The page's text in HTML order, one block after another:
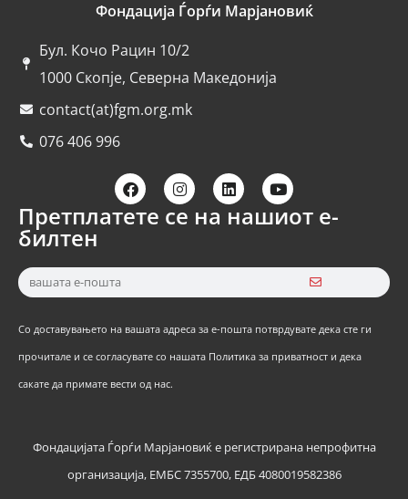
Фондација Ѓорѓи Марјановиќ
Бул. Кочо Рацин 10/2
1000 Скопје, Северна Македонија
contact(at)fgm.org.mk
076 406 996
Претплатете се на нашиот е-
билтен
Со доставувањето на вашата адреса за е-пошта потврдувате дека сте ги
прочитале и се согласувате со нашата Политика за приватност и дека
сакате да примате вести од нас.
Фондацијата Ѓорѓи Марјановиќ е регистрирана непрофитна
организација, ЕМБС 7355700, ЕДБ 4080019582386